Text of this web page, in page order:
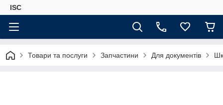
ISC
Товари та послуги Запчастини Для документів